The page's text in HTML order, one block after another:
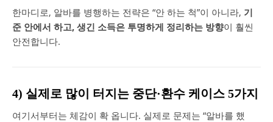
한마디로, 알바를 병행하는 전략은 “안 하는 척”이 아니라, 기
준 안에서 하고, 생긴 소득은 투명하게 정리하는 방향이 훨씬
안전합니다.
4) 실제로 많이 터지는 중단·환수 케이스 5가지
여기서부터는 체감이 확 옵니다. 실제로 문제는 “알바를 했